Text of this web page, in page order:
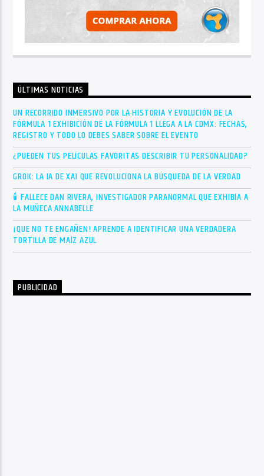
ÚLTIMAS NOTICIAS
UN RECORRIDO INMERSIVO POR LA HISTORIA Y EVOLUCIÓN DE LA
FÓRMULA 1 EXHIBICIÓN DE LA FÓRMULA 1 LLEGA A LA CDMX: FECHAS,
REGISTRO Y TODO LO DEBES SABER SOBRE EL EVENTO
¿PUEDEN TUS PELÍCULAS FAVORITAS DESCRIBIR TU PERSONALIDAD?
GROK: LA IA DE XAI QUE REVOLUCIONA LA BÚSQUEDA DE LA VERDAD
🕯 FALLECE DAN RIVERA, INVESTIGADOR PARANORMAL QUE EXHIBÍA A
LA MUÑECA ANNABELLE
¡QUE NO TE ENGAÑEN! APRENDE A IDENTIFICAR UNA VERDADERA
TORTILLA DE MAÍZ AZUL
PUBLICIDAD